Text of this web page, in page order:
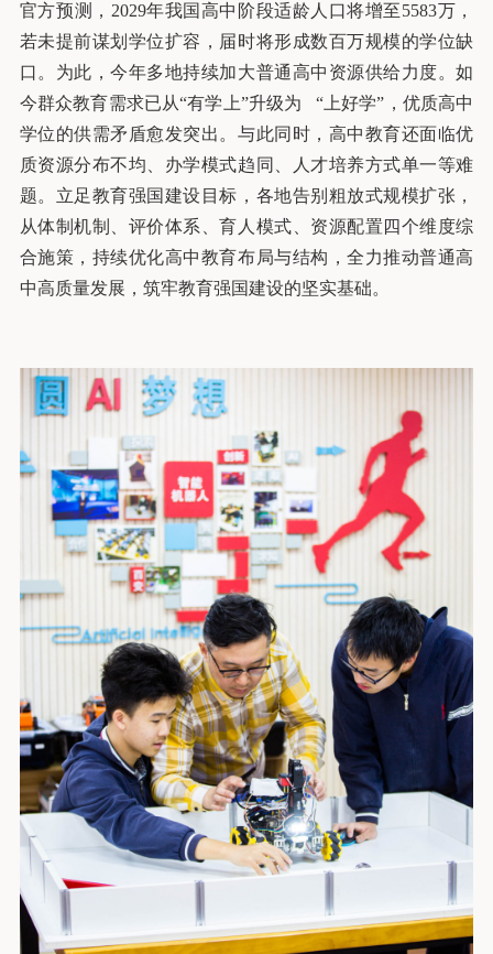
官方预测，2029年我国高中阶段适龄人口将增至5583万，
若未提前谋划学位扩容，届时将形成数百万规模的学位缺
口。为此，今年多地持续加大普通高中资源供给力度。如
今群众教育需求已从“有学上”升级为 “上好学”，优质高中
学位的供需矛盾愈发突出。与此同时，高中教育还面临优
质资源分布不均、办学模式趋同、人才培养方式单一等难
题。立足教育强国建设目标，各地告别粗放式规模扩张，
从体制机制、评价体系、育人模式、资源配置四个维度综
合施策，持续优化高中教育布局与结构，全力推动普通高
中高质量发展，筑牢教育强国建设的坚实基础。